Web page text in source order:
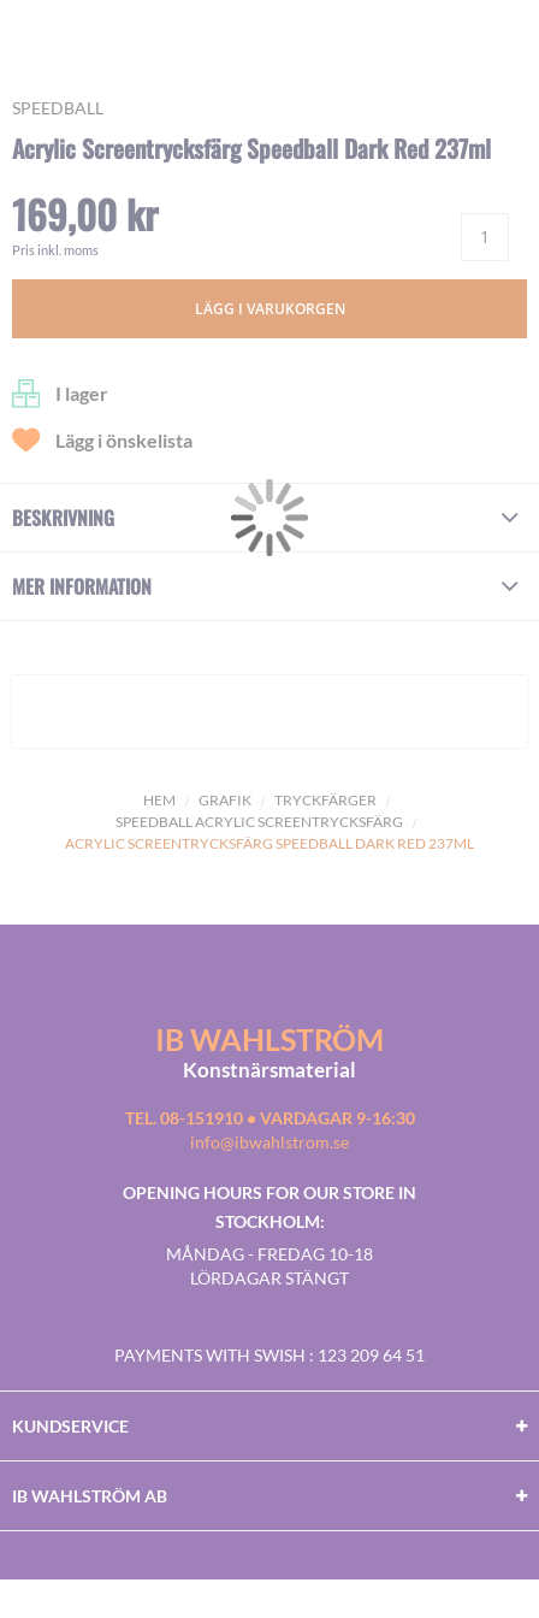
HEM GRAFIK
TRYCKFÄRGER
SPEEDBALL ACRYLIC SCREENTRYCKSFÄRG
ACRYLIC SCREENTRYCKSFÄRG SPEEDBALL DARK RED 237ML
SPEEDBALL
Acrylic Screentrycksfärg Speedball Dark Red 237ml
169,00 kr
Pris inkl. moms
LÄGG I VARUKORGEN
I lager
Lägg i önskelista
Skip
the
of
the
images
BESKRIVNING
MER INFORMATION
IB WAHLSTRÖM
Konstnärsmaterial
TEL. 08-151910 • VARDAGAR 9-16:30
info@ibwahlstrom.se
OPENING HOURS FOR OUR STORE IN
STOCKHOLM:
MÅNDAG - FREDAG 10-18
LÖRDAGAR STÄNGT
PAYMENTS WITH SWISH : 123 209 64 51
KUNDSERVICE
IB WAHLSTRÖM AB
Facebook
TwitterYoutubeInstagram